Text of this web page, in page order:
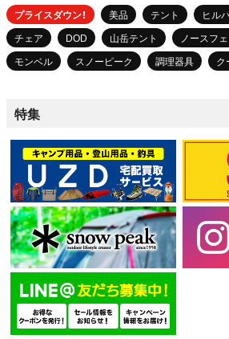
プライスダウン！ 美品 テント ヒル
チェア
DOD 山岳テント ノースフ
モンベル
スノーピーク 調理器具 ク
特集